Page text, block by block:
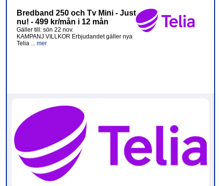
Bredband 250 och Tv Mini - Just
nu! - 499 kr/mån i 12 mån
Gäller till: sön 22 nov.
KAMPANJ VILLKOR Erbjudandet gäller nya
Telia ... mer